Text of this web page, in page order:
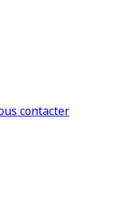
contacter